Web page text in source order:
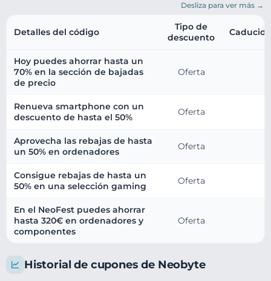
Desliza para ver más →
Detalles del código
Tipo de
descuento
Hoy puedes ahorrar hasta un
70% en la sección de bajadas
de precio
Oferta
Renueva smartphone con un
descuento de hasta el 50%
Oferta
Aprovecha las rebajas de hasta
un 50% en ordenadores
Oferta
Consigue rebajas de hasta un
50% en una selección gaming
Oferta
En el NeoFest puedes ahorrar
hasta 320€ en ordenadores y
componentes
Oferta
Historial de cupones de Neobyte